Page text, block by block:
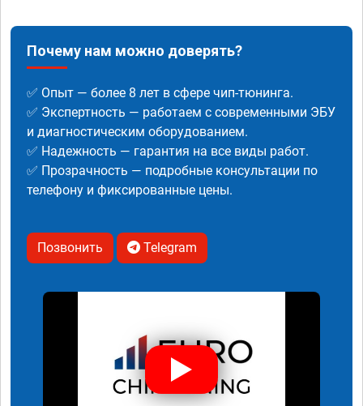
Почему нам можно доверять?
✅ Опыт — более 8 лет в сфере чип-тюнинга.
✅ Экспертность — работаем с современными ЭБУ
и диагностическим оборудованием.
✅ Надежность — гарантия на все виды работ.
✅ Прозрачность — подробные консультации по
телефону и фиксированные цены.
Позвонить Telegram